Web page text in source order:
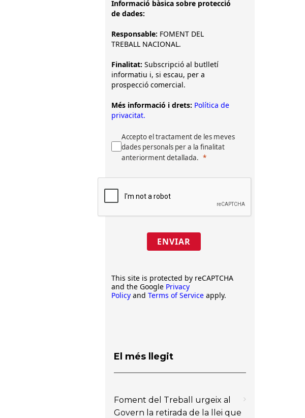
Informació bàsica sobre protecció
de dades:
Responsable: FOMENT DEL
TREBALL NACIONAL.
Finalitat: Subscripció al butlletí
informatiu i, si escau, per a
prospecció comercial.
Més informació i drets: Política de
privacitat.
Accepto el tractament de les meves
dades personals per a la finalitat
anteriorment detallada.
ENVIAR
This site is protected by reCAPTCHA
and the Google Privacy
Policy and Terms of Service apply.
El més llegit
Foment del Treball urgeix al
Govern la retirada de la llei que